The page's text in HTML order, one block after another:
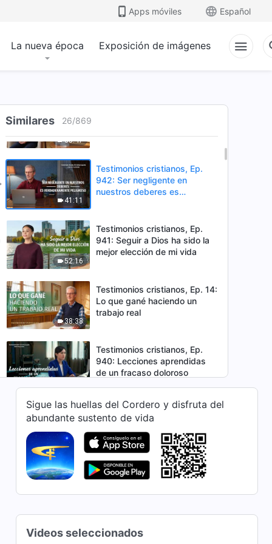
Apps móviles Español
La nueva época Exposición de imágenes
Similares 26/869
gente de acuerdo con los
Testimonios cristianos, Ep.
35:47
Testimonios cristianos, Ep.
41:11
Testimonios cristianos, Ep.
942: Ser negligente en
nuestros deberes es
52:16
Testimonios cristianos, Ep.
941: Seguir a Dios ha sido la
mejor elección de mi vida
38:38
Testimonios cristianos, Ep. 14:
Lo que gané haciendo un
trabajo real
Testimonios cristianos, Ep.
940: Lecciones aprendidas
de un fracaso doloroso
41:32
Testimonios cristianos, Ep.
939: ¿Acaso la renuncia y la
entrega a Dios deben ser
recompensadas con
bendiciones?
Testimonios cristianos, Ep.
938: Ya no retrocedo ante las
dificultades
Testimonios cristianos, Ep.
Sigue las huellas del Cordero y disfruta del
abundante sustento de vida
Videos seleccionados